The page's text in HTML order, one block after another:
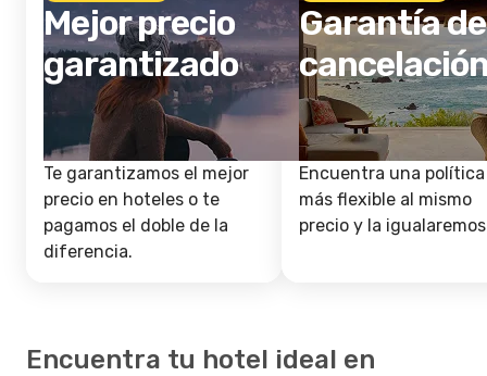
Mejor precio
garantizado
Te garantizamos el mejor
precio en hoteles o te
pagamos el doble de la
diferencia.
Garantía de
Encuentra una política
más flexible al mismo
precio y la
Encuentra tu hotel ideal en